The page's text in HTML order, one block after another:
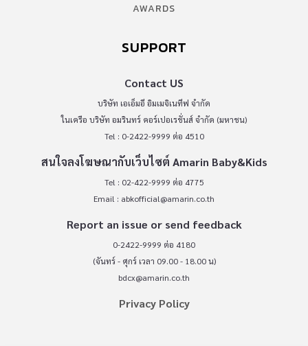
AWARDS
SUPPORT
Contact US
บริษัท เอเอ็มอี อิมเมจิเนทีฟ จำกัด
ในเครือ บริษัท อมรินทร์ คอร์เปอเรชั่นส์ จำกัด (มหาชน)
Tel : 0-2422-9999 ต่อ 4510
สนใจลงโฆษณากับเว็บไซต์ Amarin Baby&Kids
Tel : 02-422-9999 ต่อ 4775
Email : abkofficial@amarin.co.th
Report an issue or send feedback
0-2422-9999 ต่อ 4180
(จันทร์ - ศุกร์ เวลา 09.00 - 18.00 น)
bdcx@amarin.co.th
Privacy Policy